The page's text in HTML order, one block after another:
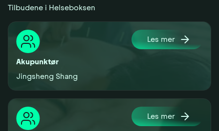
Tilbudene i Helseboksen
Les mer
Akupunktør
Jingsheng Shang
Les mer